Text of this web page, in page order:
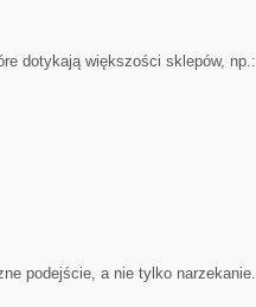
dotykają większości sklepów, np.:
podejście, a nie tylko narzekanie.